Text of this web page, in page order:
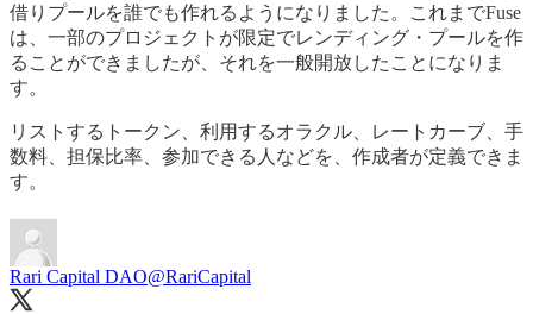
借りプールを誰でも作れるようになりました。これまでFuse
は、一部のプロジェクトが限定でレンディング・プールを作
ることができましたが、それを一般開放したことになりま
す。
リストするトークン、利用するオラクル、レートカーブ、手
数料、担保比率、参加できる人などを、作成者が定義できま
す。
Rari Capital DAO@RariCapital